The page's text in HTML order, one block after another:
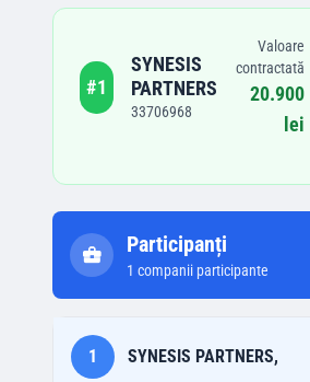
#1
SYNESIS
PARTNERS
33706968
Valoare
contractată
20.900
lei
Participanți
1 companii participante
1 SYNESIS PARTNERS,